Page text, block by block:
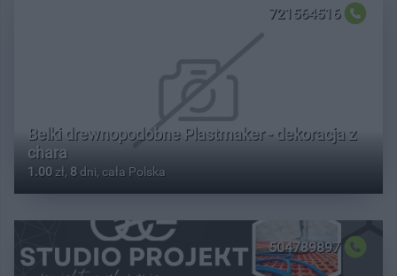
721564516
Belki drewnopodobne Plastmaker - dekoracja z
chara
1.00 zł, 8 dni, cała Polska
504789897